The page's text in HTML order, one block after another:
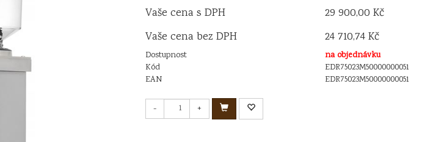
Vaše cena s DPH
29 900,00 Kč
Vaše cena bez DPH
24 710,74 Kč
Dostupnost
na objednávku
Kód
EDR75023M50000000051
EAN
EDR75023M50000000051
- +